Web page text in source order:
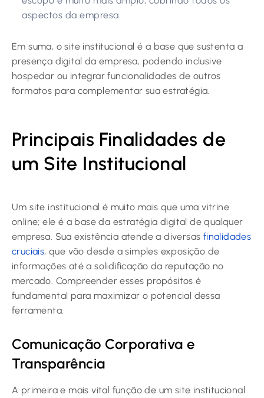
aspectos da empresa.
Em suma, o site institucional é a base que sustenta a
presença digital da empresa, podendo inclusive
hospedar ou integrar funcionalidades de outros
formatos para complementar sua estratégia.
Principais Finalidades de
um Site Institucional
Um site institucional é muito mais que uma vitrine
online; ele é a base da estratégia digital de qualquer
empresa. Sua existência atende a diversas finalidades
cruciais, que vão desde a simples exposição de
informações até a solidificação da reputação no
mercado. Compreender esses propósitos é
fundamental para maximizar o potencial dessa
ferramenta.
Comunicação Corporativa e
Transparência
A primeira e mais vital função de um site institucional